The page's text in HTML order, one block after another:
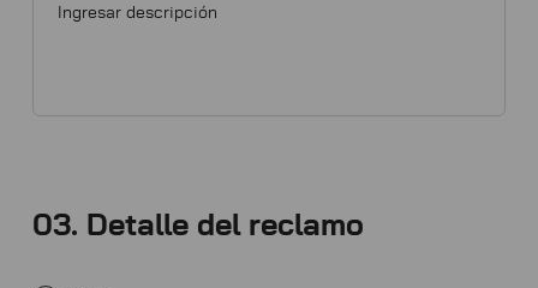
03. Detalle del reclamo